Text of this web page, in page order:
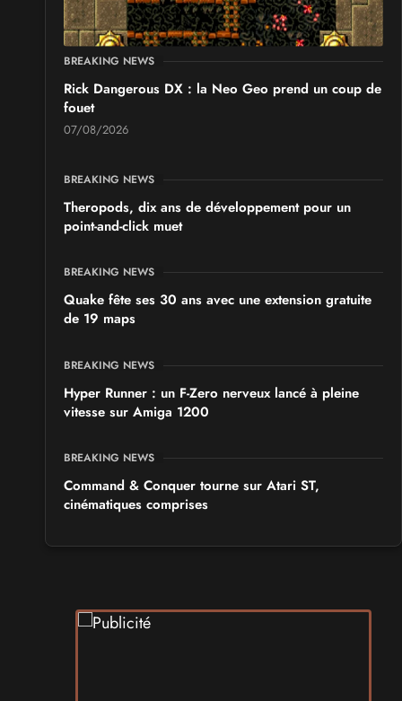
BREAKING NEWS
Rick Dangerous DX : la Neo Geo prend un coup de
fouet
07/08/2026
BREAKING NEWS
Theropods, dix ans de développement pour un
point-and-click muet
BREAKING NEWS
Quake fête ses 30 ans avec une extension gratuite
de 19 maps
BREAKING NEWS
Hyper Runner : un F-Zero nerveux lancé à pleine
vitesse sur Amiga 1200
BREAKING NEWS
Command & Conquer tourne sur Atari ST,
cinématiques comprises